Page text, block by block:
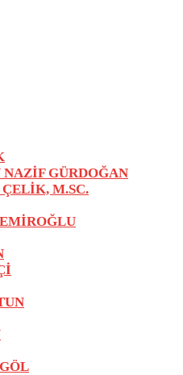
NAZİF GÜRDOĞAN
M.SC.